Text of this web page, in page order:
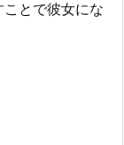
とで彼女にな